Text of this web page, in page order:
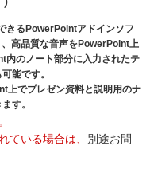
きるPowerPointアドインソフ
、高品質な音声をPowerPoint上
内のノート部分に入力されたテ
能です。
上でプレゼン資料と説明用のナ
す。
ている場合は、 別途お問